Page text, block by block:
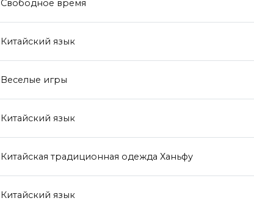
Свободное время
Китайский язык
Веселые игры
Китайский язык
Китайская традиционная одежда Ханьфу
Китайский язык